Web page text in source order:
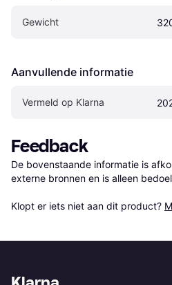
Gewicht
Aanvullende informatie
Vermeld op Klarna
Feedback
De bovenstaande informatie is
externe bronnen en is alleen
Klopt er iets niet aan dit product?